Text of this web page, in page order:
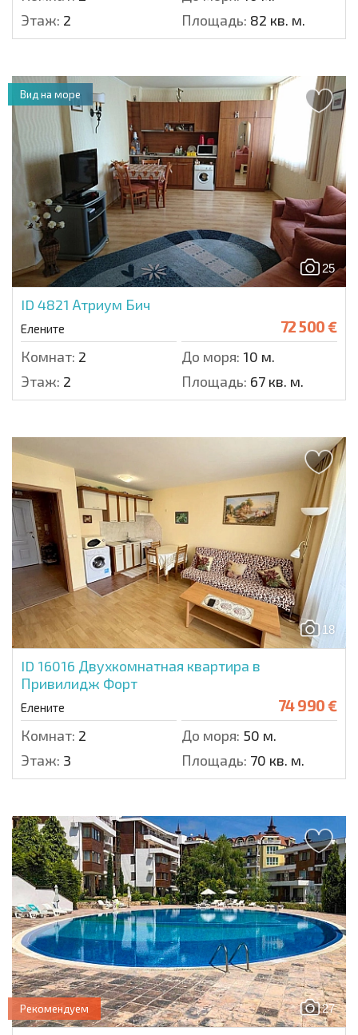
Этаж: 2 Площадь: 82 кв. м.
25
ID 4821 Атриум Бич
Елените 72 500 €
Комнат: 2 До моря: 10 м.
Этаж: 2 Площадь: 67 кв. м.
Вид на море
18
ID 16016 Двухкомнатная квартира в
Привилидж Форт
Елените 74 990 €
Комнат: 2 До моря: 50 м.
Этаж: 3 Площадь: 70 кв. м.
27
Рекомендуем